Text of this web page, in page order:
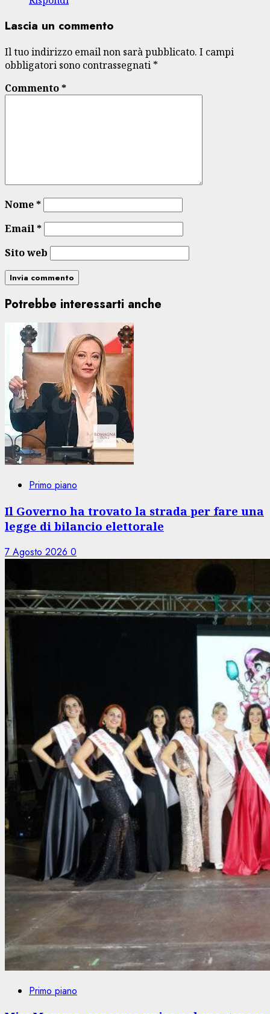
Lascia un commento
Il tuo indirizzo email non sarà pubblicato. I campi
obbligatori sono contrassegnati *
Commento*
Nome*
Email*
Sito web
Potrebbe interessarti anche
Primo piano
Il Governo ha trovato la strada per fare una
legge di bilancio elettorale
7 Agosto 2026 0
Primo piano